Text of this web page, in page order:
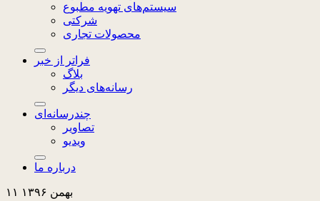
سیستم‌های تهویه مطبوع
شرکتی
محصولات تجاری
فراتر از خبر
بلاگ
رسانه‌های دیگر
چندرسانه‌ای
تصاویر
ویدیو
درباره ما
۱۱ بهمن ۱۳۹۶